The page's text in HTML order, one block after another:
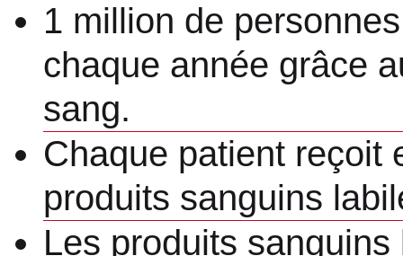
1 million de
chaque année grâce
sang.
Chaque patient reçoit
produits sanguins
Les produits